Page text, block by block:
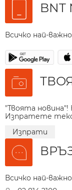
BNT
Всичко най-
"Твоята
Изпратете
Изпрати
Всичко най-